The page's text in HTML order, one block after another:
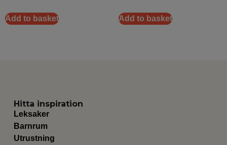
Add to basket Add to basket
Hitta inspiration
Leksaker
Barnrum
Utrustning